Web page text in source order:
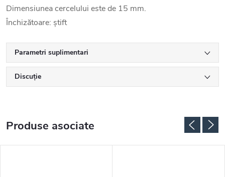
Dimensiunea cercelului este de 15 mm.
Închizătoare: știft
Parametri suplimentari
Discuţie
Produse asociate